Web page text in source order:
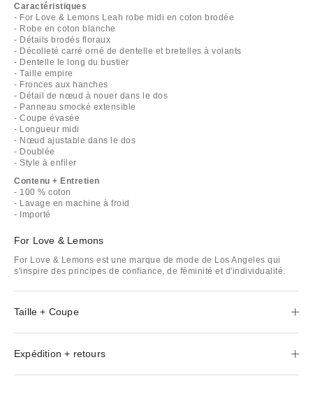
Caractéristiques
- For Love & Lemons Leah robe midi en coton brodée
- Robe en coton blanche
- Détails brodés floraux
- Décolleté carré orné de dentelle et bretelles à volants
- Dentelle le long du bustier
- Taille empire
- Fronces aux hanches
- Détail de nœud à nouer dans le dos
- Panneau smocké extensible
- Coupe évasée
- Longueur midi
- Nœud ajustable dans le dos
- Doublée
- Style à enfiler
Contenu + Entretien
- 100 % coton
- Lavage en machine à froid
- Importé
For Love & Lemons
For Love & Lemons est une marque de mode de Los Angeles qui
s'inspire des principes de confiance, de féminité et d'individualité.
Taille + Coupe
Expédition + retours